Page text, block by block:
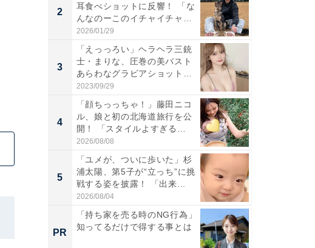
2
耳食べショットに反響！ 「な
んなのーこのイチャイチャ
感...
2026/01/29
3
「えっっろい」ヘラヘラ三銃
士・まりな、圧巻の美バスト
あらわなグラビアショット公
開...
2023/09/29
4
「顔ちっっちゃ！」藤田ニコ
ル、娘と初の北海道旅行を公
開！ 「スタイルよすぎる
よ〜...
2026/08/08
5
「ユメが、ついに歩いた」杉
浦太陽、第5子が“立っち”に挑
戦する姿を披露！ 「出来...
2026/08/04
PR
「持ち家を売る時のNG行為」
知ってるだけで得する事とは